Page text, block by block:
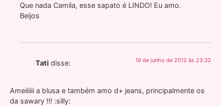
Que nada Camila, esse sapato é LINDO! Eu amo.
Beijos
Tati disse: 19 de junho de 2012 às 23:32
Ameiiiiii a blusa e também amo d+ jeans, principalmente os
da sawary !!! :silly: